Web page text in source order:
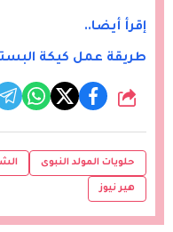
إقرأ أيضا..
طريقة عمل كيكة
شارك
حلويات المولد النبوى
هير نيوز